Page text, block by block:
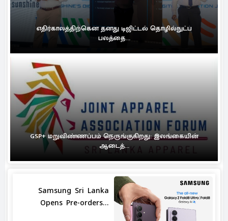
எதிர்காலத்திற்கென தனது டிஜிட்டல் தொழில்நுட்ப
பலத்தை...
GSP+ மறுவிண்ணப்பம் நெருங்குகிறது: இலங்கையின்
ஆடைத்...
Samsung Sri Lanka
Opens Pre-orders...